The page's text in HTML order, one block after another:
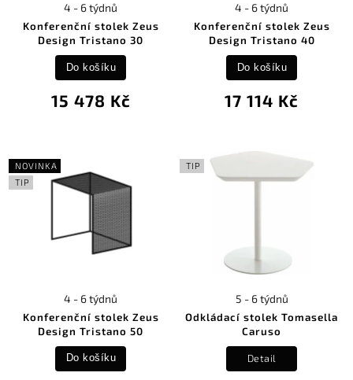
Konferenční stolek Zeus
Design Tristano 30
4 - 6 týdnů
15 478 Kč
Do košíku
Konferenční stolek Zeus
Design Tristano 40
4 - 6 týdnů
17 114 Kč
Do košíku
NOVINKA
TIP
Konferenční stolek Zeus
Design Tristano 50
4 - 6 týdnů
Do košíku
TIP
Odkládací stolek Tomasella
Caruso
5 - 6 týdnů
Detail